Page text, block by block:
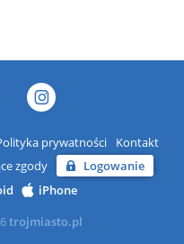
prywatności
Kontakt
zgody
Logowanie
iPhone
trojmiasto.pl